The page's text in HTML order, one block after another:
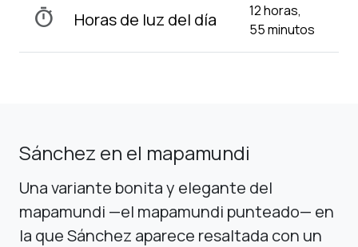
timer Horas de luz del día
12 horas,
55 minutos
Sánchez en el mapamundi
Una variante bonita y elegante del
mapamundi —el mapamundi punteado— en
la que Sánchez aparece resaltada con un